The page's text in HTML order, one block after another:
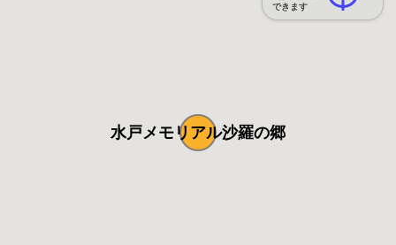
できます
水戸メモリアル沙羅の郷